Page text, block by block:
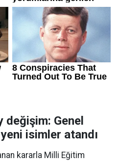
değişim: Genel
isimler atandı
kararla Milli Eğitim